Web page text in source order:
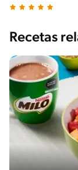
Recetas